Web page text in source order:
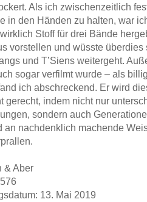
Als ich zwischenzeitlich
in den Händen zu halten, war
Stoff für drei Bände
vorstellen und wüsste
und T’Siens weitergeht.
sogar verfilmt wurde – als
ich abschreckend. Er wird
gerecht, indem nicht nur
sondern auch
an nachdenklich machende
& Aber
13. Mai 2019